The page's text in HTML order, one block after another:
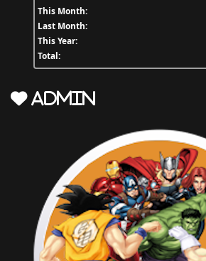
This Month:
Last Month:
This Year:
Total:
Admin